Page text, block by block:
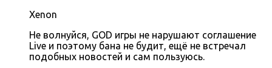
Xenon
Не волнуйся, GOD игры не нарушают соглашение
Live и поэтому бана не будит, ещё не встречал
подобных новостей и сам пользуюсь.